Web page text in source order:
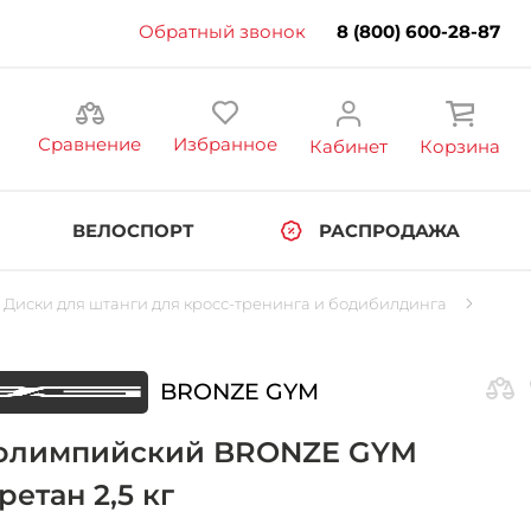
Обратный звонок 8 (800) 600-28-87
Сравнение Избранное Кабинет Корзина
ВЕЛОСПОРТ РАСПРОДАЖА
Диски для штанги для кросс-тренинга и бодибилдинга
BRONZE GYM
BRONZE GYM
2,5 кг